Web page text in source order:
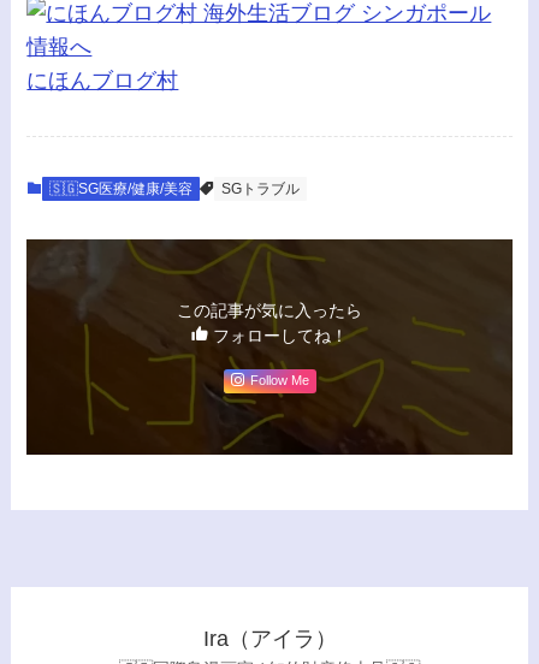
にほんブログ村
🇸🇬SG医療/健康/美容 SGトラブル
この記事が気に入ったら
フォローしてね！
Follow Me
Ira（アイラ）